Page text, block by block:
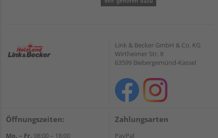
Link & Becker GmbH & Co. KG
Wirtheimer Str. 8
63599 Biebergemünd-Kassel
Öffnungszeiten:
Mo. – Fr. 08:00 – 18:00
Zahlungsarten
PayPal